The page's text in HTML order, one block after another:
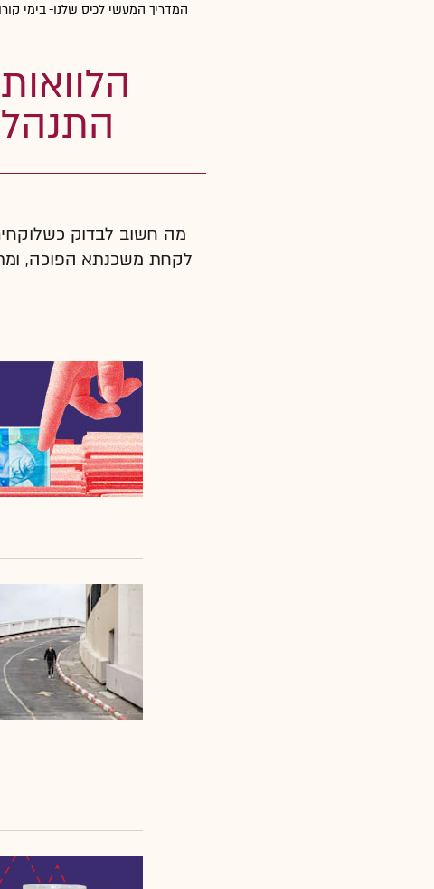
המדריך המעשי לכיס שלנו- בימי
מה חשוב לבדוק
לקחת משכנתא הפוכה,